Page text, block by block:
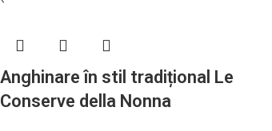
Anghinare în stil tradițional Le
Conserve della Nonna